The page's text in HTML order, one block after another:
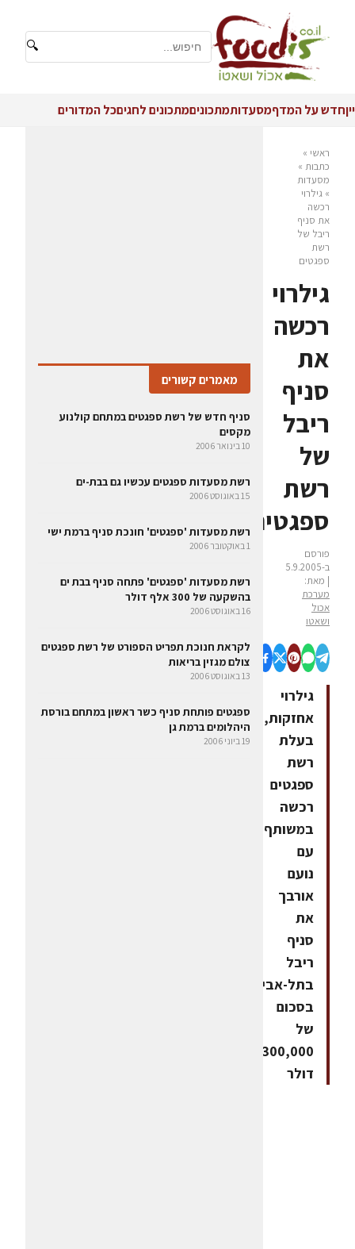
🔍
ייןחדש על המדףמסעדותמתכוניםמתכונים לחגיםכל המדורים
ראשי »
כתבות »
מסעדות
» גילרוי
רכשה
את סניף
ריבל של
רשת
ספגטים
גילרוי
רכשה
את
סניף
ריבל
של
רשת
ספגטים
פורסם
ב-5.9.2005
| מאת:
מערכת
אכול
ושאטו
גילרוי
אחזקות,
בעלת
רשת
ספגטים
רכשה
במשותף
עם
נועם
אורבך
את
סניף
ריבל
בתל-אביב
בסכום
של
300,000
דולר
מאמרים קשורים
סניף חדש של רשת ספגטים במתחם קולנוע
מקסים
10 בינואר 2006
רשת מסעדות ספגטים עכשיו גם בבת-ים
15 באוגוסט 2006
רשת מסעדות 'ספגטים' חונכת סניף ברמת ישי
1 באוקטובר 2006
רשת מסעדות 'ספגטים' פתחה סניף בבת ים
בהשקעה של 300 אלף דולר
16 באוגוסט 2006
לקראת חנוכת תפריט הספורט של רשת ספגטים
צולם מגזין בריאות
13 באוגוסט 2006
ספגטים פותחת סניף כשר ראשון במתחם בורסת
היהלומים ברמת גן
19 ביוני 2006